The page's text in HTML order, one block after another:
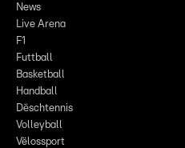
News
Live Arena
F1
Futtball
Basketball
Handball
Dëschtennis
Volleyball
Vëlossport